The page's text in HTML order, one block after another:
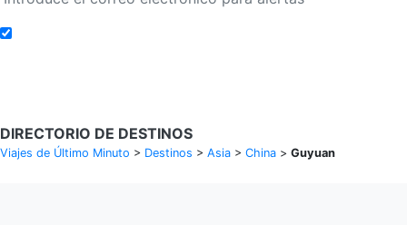
DIRECTORIO DE DESTINOS
Viajes de Último Minuto > Destinos > Asia > China > Guyuan